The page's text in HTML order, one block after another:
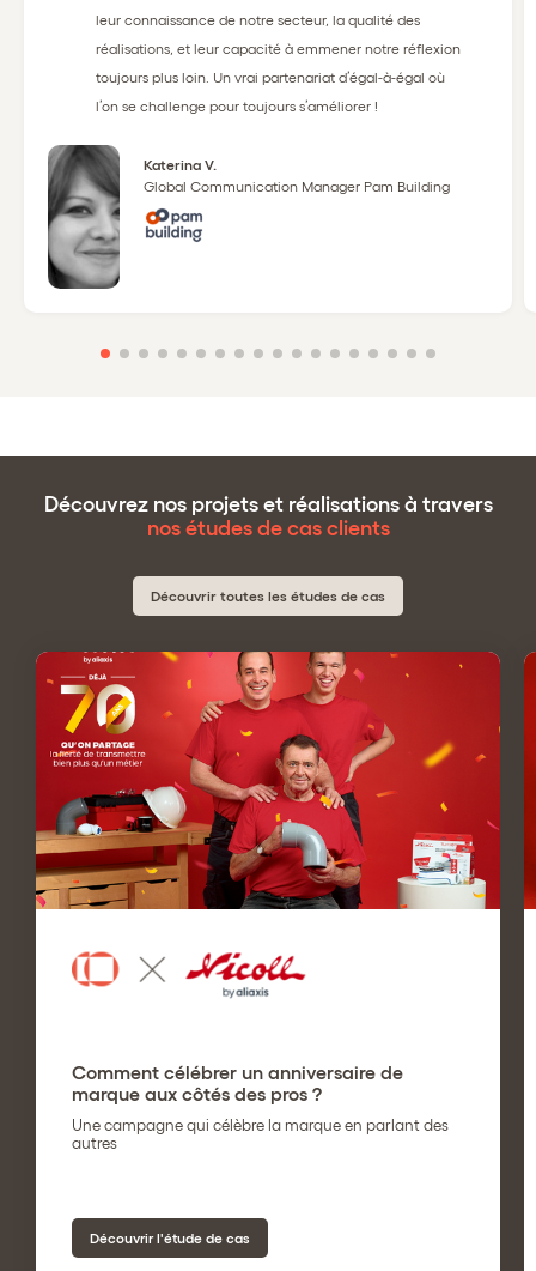
leur connaissance de notre secteur, la qualité des
réalisations, et leur capacité à emmener notre réflexion
toujours plus loin. Un vrai partenariat d’égal-à-égal où
l’on se challenge pour toujours s’améliorer !
Katerina V.
Global Communication Manager Pam Building
Découvrez nos projets et réalisations à travers
nos études de cas clients
Découvrir toutes les études de cas
Comment célébrer un anniversaire de
marque aux côtés des pros ?
Une campagne qui célèbre la marque en parlant des
autres
Découvrir l'étude de cas